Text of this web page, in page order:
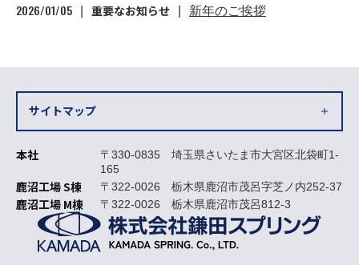
2026/01/05 重要なお知らせ 新年のご挨拶
サイトマップ
本社
〒330-0835 埼玉県さいたま市大宮区北袋町1-
165
鹿沼工場 S棟 〒322-0026 栃木県鹿沼市茂呂字芝ノ内252-37
鹿沼工場 M棟 〒322-0026 栃木県鹿沼市茂呂812-3